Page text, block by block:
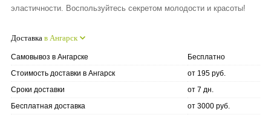
эластичности. Воспользуйтесь секретом молодости и красоты!
Доставка в Ангарск
Самовывоз в Ангарске
Бесплатно
Стоимость доставки в Ангарск
от 195 руб.
Сроки доставки
от 7 дн.
Бесплатная доставка
от 3000 руб.